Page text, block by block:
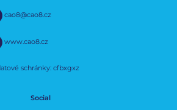
cao8@cao8.cz
www.cao8.cz
schránky: cfbxgxz
Social